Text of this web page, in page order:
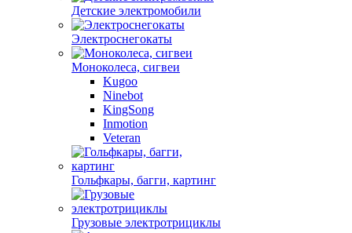
Детские электромобили
Электроснегокаты
Моноколеса, сигвеи
Kugoo
Ninebot
KingSong
Inmotion
Veteran
Гольфкары, багги, картинг
Грузовые электротрициклы